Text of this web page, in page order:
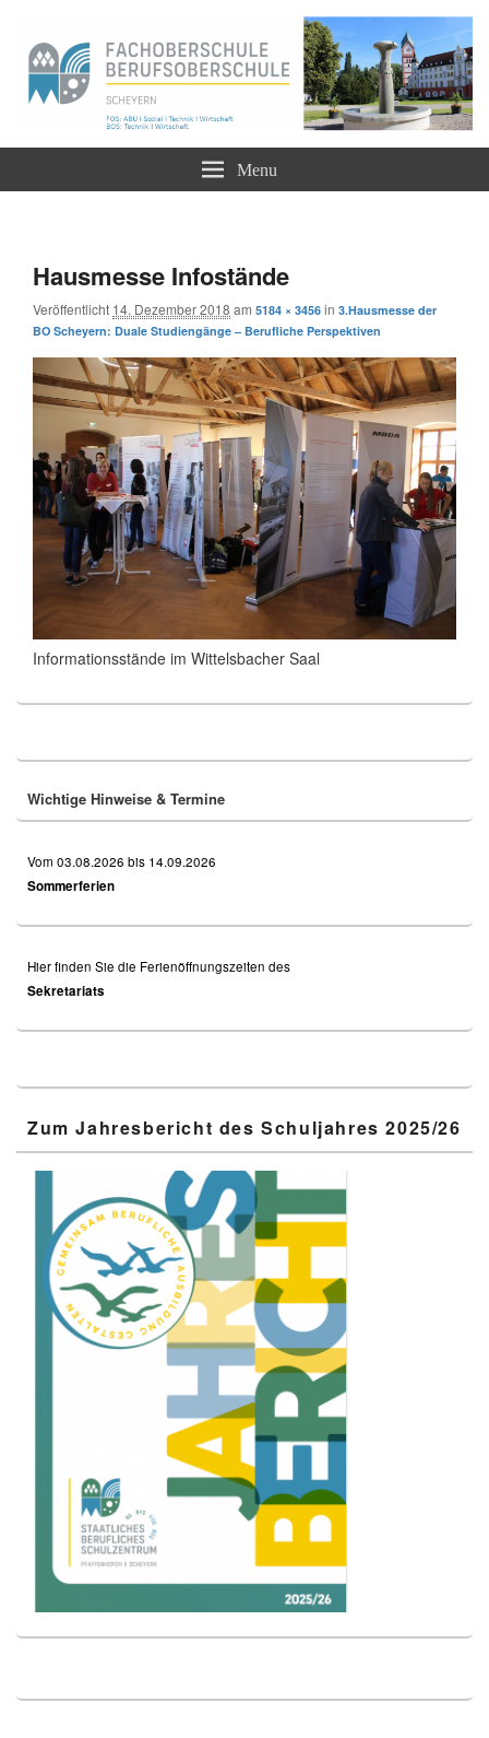
Berufliche Oberschule Scheyern –
FOS BOS
Menu
Hausmesse Infostände
Veröffentlicht 14. Dezember 2018 am 5184 × 3456 in 3.Hausmesse der
BO Scheyern: Duale Studiengänge – Berufliche Perspektiven
Informationsstände im Wittelsbacher Saal
Area
Wichtige Hinweise & Termine
Vom 03.08.2026 bis 14.09.2026
Sommerferien
Hier finden Sie die Ferienöffnungszeiten des
Sekretariats
Zum Jahresbericht des Schuljahres 2025/26